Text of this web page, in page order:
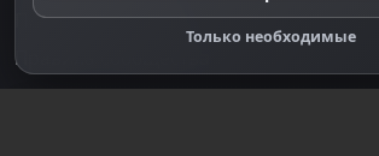
Правообладателям
Правила сообщества
Только необходимые